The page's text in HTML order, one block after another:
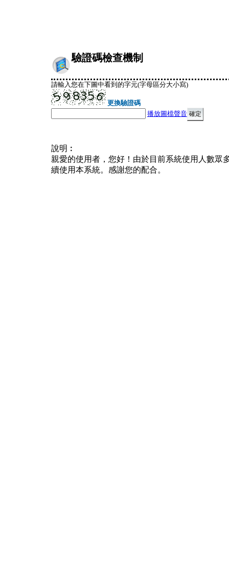
驗證碼檢查機制
請輸入您在下圖中看到的字元(字母區分大小寫)
更換驗證碼
播放圖檔聲音
說明︰
親愛的使用者，您好！由於目前系統使用人數眾
續使用本系統。感謝您的配合。